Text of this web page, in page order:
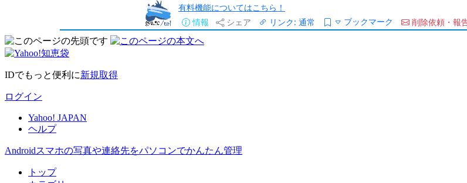
有料機能についてはこちら！
情報
シェア リンク: 通常 ブックマーク 削除依頼・報